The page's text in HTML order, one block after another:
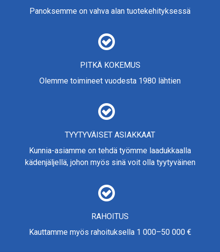
Panoksemme on vahva alan tuotekehityksessä
PITKÄ KOKEMUS
Olemme toimineet vuodesta 1980 lähtien
TYYTYVÄISET ASIAKKAAT
Kunnia-asiamme on tehdä työmme laadukkaalla
kädenjäljellä, johon myös sinä voit olla tyytyväinen
RAHOITUS
Kauttamme myös rahoituksella 1 000–50 000 €